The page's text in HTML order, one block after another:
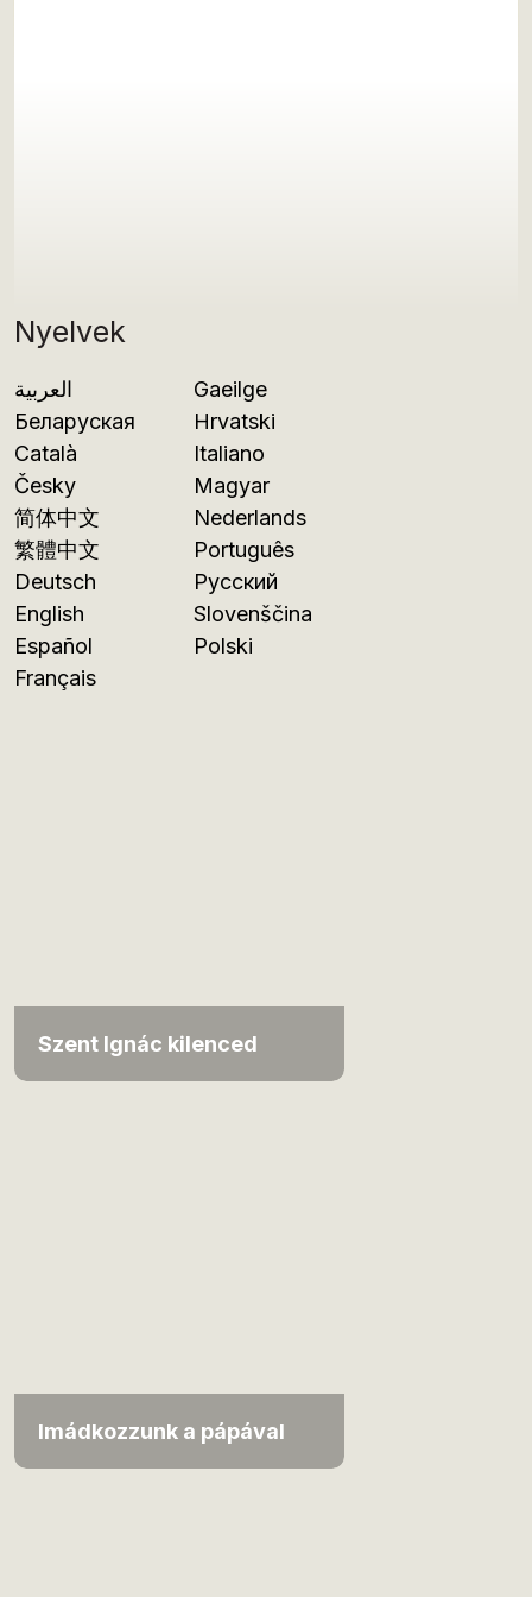
Nyelvek
العربية
Беларуская
Català
Česky
简体中文
繁體中文
Deutsch
English
Español
Français
Gaeilge
Hrvatski
Italiano
Magyar
Nederlands
Português
Русский
Slovenščina
Polski
Szent Ignác kilenced
Imádkozzunk a pápával